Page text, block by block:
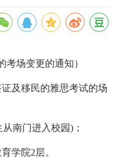
考场变更的通知）
及移民的雅思考试的场
南门进入校园)；
学院2层。